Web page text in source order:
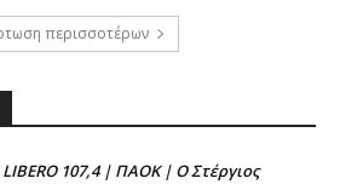
περισσοτέρων
LIBERO 107,4 | ΠΑΟΚ | Ο Στέργιος